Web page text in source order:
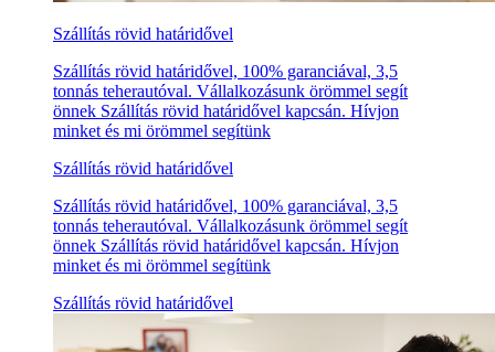
Szállítás rövid határidővel
Szállítás rövid határidővel, 100% garanciával, 3,5
tonnás teherautóval. Vállalkozásunk örömmel segít
önnek Szállítás rövid határidővel kapcsán. Hívjon
minket és mi örömmel segítünk
Szállítás rövid határidővel
Szállítás rövid határidővel, 100% garanciával, 3,5
tonnás teherautóval. Vállalkozásunk örömmel segít
önnek Szállítás rövid határidővel kapcsán. Hívjon
minket és mi örömmel segítünk
Szállítás rövid határidővel